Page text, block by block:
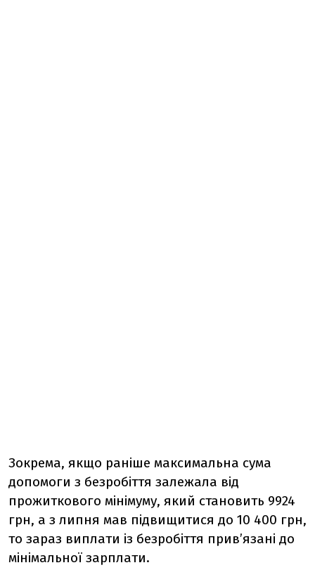
Зокрема, якщо раніше максимальна сума
допомоги з безробіття залежала від
прожиткового мінімуму, який становить 9924
грн, а з липня мав підвищитися до 10 400 грн,
то зараз виплати із безробіття прив’язані до
мінімальної зарплати.